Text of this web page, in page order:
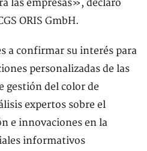
las empresas», declaró
ORIS GmbH.
a confirmar su interés para
personalizadas de las
gestión del color de
expertos sobre el
e innovaciones en la
informativos